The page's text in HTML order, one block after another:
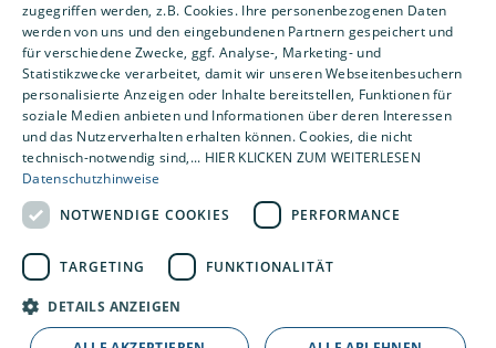
Kontakt
Um externe HTML-Inhalte anzuzeigen, benötigen wir
Ihre Einwilligung.
Weitere Informationen finden Sie in unserer
Datenschutzerklärung.
Cookie-Einstellungen öffnen
zugegriffen werden, z.B. Cookies. Ihre personenbezogenen Daten
werden von uns und den eingebundenen Partnern gespeichert und
für verschiedene Zwecke, ggf. Analyse-, Marketing- und
Statistikzwecke verarbeitet, damit wir unseren Webseitenbesuchern
personalisierte Anzeigen oder Inhalte bereitstellen, Funktionen für
soziale Medien anbieten und Informationen über deren Interessen
und das Nutzerverhalten erhalten können. Cookies, die nicht
technisch-notwendig sind,... HIER KLICKEN ZUM WEITERLESEN
Datenschutzhinweise
NOTWENDIGE COOKIES
PERFORMANCE
TARGETING FUNKTIONALITÄT
DETAILS ANZEIGEN